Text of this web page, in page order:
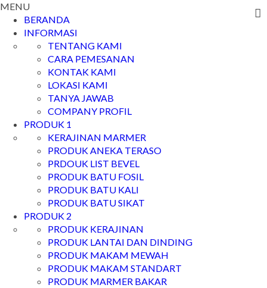
MENU
BERANDA
INFORMASI
TENTANG KAMI
CARA PEMESANAN
KONTAK KAMI
LOKASI KAMI
TANYA JAWAB
COMPANY PROFIL
PRODUK 1
KERAJINAN MARMER
PRODUK ANEKA TERASO
PRDOUK LIST BEVEL
PRODUK BATU FOSIL
PRODUK BATU KALI
PRODUK BATU SIKAT
PRODUK 2
PRODUK KERAJINAN
PRODUK LANTAI DAN DINDING
PRODUK MAKAM MEWAH
PRODUK MAKAM STANDART
PRODUK MARMER BAKAR